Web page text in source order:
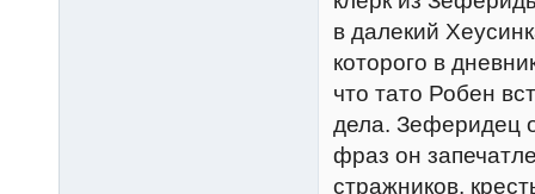
в далекий
которого в
что тато Робен
дела. Зеферидец
фраз он
стражников,